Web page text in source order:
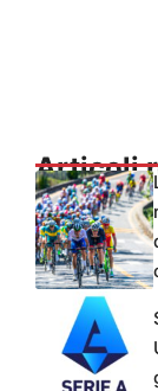
Articoli